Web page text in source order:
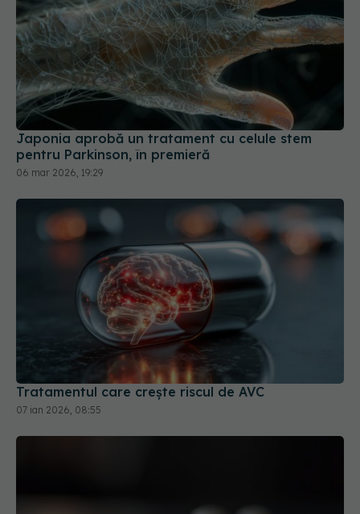
Japonia aprobă un tratament cu celule stem
pentru Parkinson, în premieră
06 mar 2026, 19:29
Tratamentul care crește riscul de AVC
07 ian 2026, 08:55